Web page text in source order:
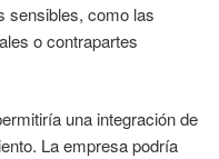
sensibles, como las
o contrapartes
una integración de
La empresa podría